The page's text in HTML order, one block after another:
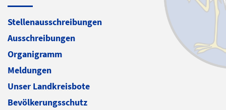
Stellenausschreibungen
Ausschreibungen
Organigramm
Meldungen
Unser Landkreisbote
Bevölkerungsschutz